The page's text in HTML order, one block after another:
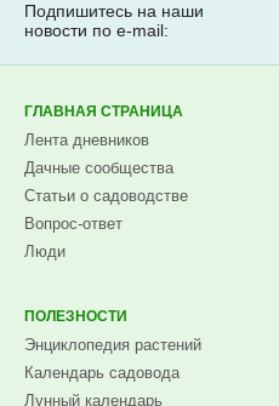
Подпишитесь на наши
новости по e-mail:
ГЛАВНАЯ СТРАНИЦА
Лента дневников
Дачные сообщества
Статьи о садоводстве
Вопрос-ответ
Люди
ПОЛЕЗНОСТИ
Энциклопедия растений
Календарь садовода
Лунный календарь